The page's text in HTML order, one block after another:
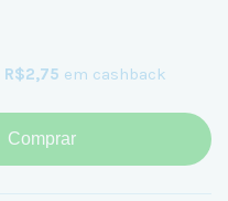
R$2,75 em cashback
Comprar